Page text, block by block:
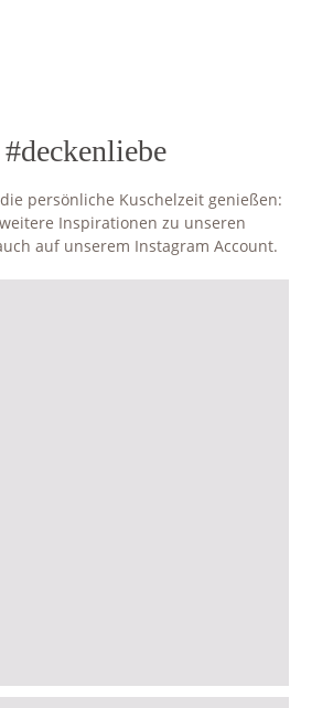
#deckenliebe
persönliche Kuschelzeit genießen:
Inspirationen zu unseren
auf unserem Instagram Account.